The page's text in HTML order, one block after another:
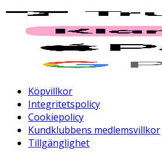
Köpvillkor
Integritetspolicy
Cookiepolicy
Kundklubbens medlemsvillkor
Tillgänglighet